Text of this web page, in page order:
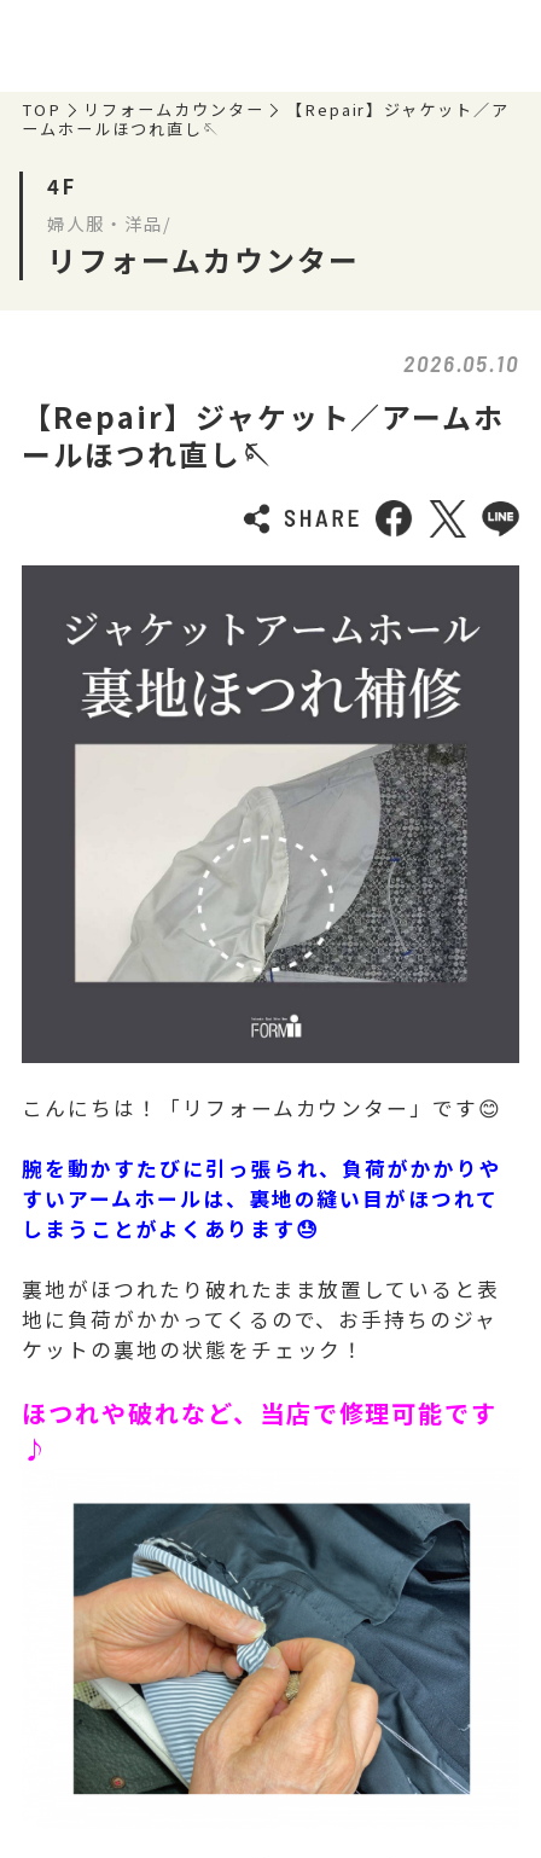
TOP リフォームカウンター
【Repair】ジャケット／ア
ームホールほつれ直し🪡
4F
婦人服・洋品/
リフォームカウンター
2026.05.10
【Repair】ジャケット／アームホ
ールほつれ直し🪡
こんにちは！「リフォームカウンター」です😊
腕を動かすたびに引っ張られ、負荷がかかりや
すいアームホールは、裏地の縫い目がほつれて
しまうことがよくあります😓
裏地がほつれたり破れたまま放置していると表
地に負荷がかかってくるので、お手持ちのジャ
ケットの裏地の状態をチェック！
ほつれや破れなど、当店で修理可能です
♪